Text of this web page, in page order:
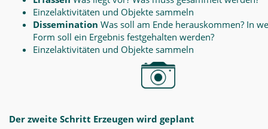
Einzelaktivitäten und Objekte sammeln
Dissemination Was soll am Ende herauskommen? In
Form soll ein Ergebnis festgehalten werden?
Einzelaktivitäten und Objekte sammeln
Der zweite Schritt Erzeugen wird geplant